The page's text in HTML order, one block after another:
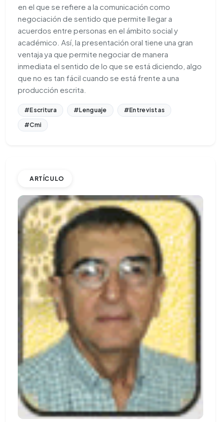
en el que se refiere a la comunicación como
negociación de sentido que permite llegar a
acuerdos entre personas en el ámbito social y
académico. Así, la presentación oral tiene una gran
ventaja ya que permite negociar de manera
inmediata el sentido de lo que se está diciendo, algo
que no es tan fácil cuando se está frente a una
producción escrita.
#Escritura #Lenguaje
#Entrevistas
#Cmi
ARTÍCULO